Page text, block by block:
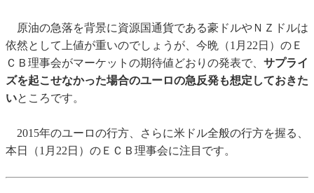
原油の急落を背景に資源国通貨である豪ドルやＮＺドルは
依然として上値が重いのでしょうが、今晩（1月22日）のＥ
ＣＢ理事会がマーケットの期待値どおりの発表で、 サプライ
ズを起こせなかった場合のユーロの急反発も想定しておきた
いところです。
2015年のユーロの行方、さらに米ドル全般の行方を握る、
本日（1月22日）のＥＣＢ理事会に注目です。